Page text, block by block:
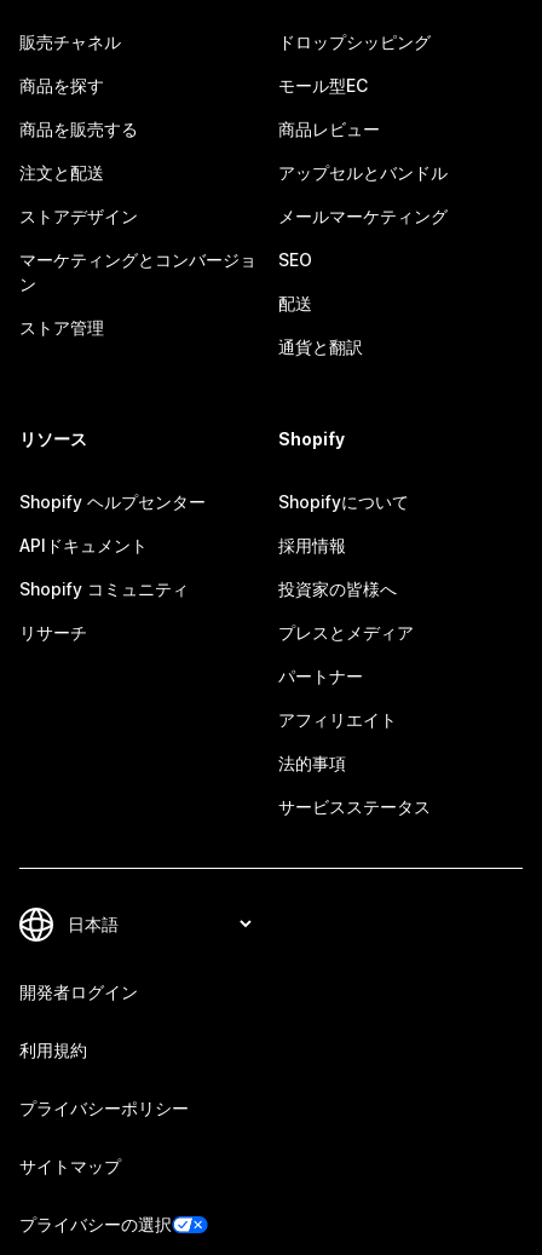
販売チャネル
商品を探す
商品を販売する
注文と配送
ストアデザイン
マーケティングとコンバージョ
ン
ストア管理
ドロップシッピング
モール型EC
商品レビュー
アップセルとバンドル
メールマーケティング
SEO
配送
通貨と翻訳
リソース
Shopify ヘルプセンター
APIドキュメント
Shopify コミュニティ
リサーチ
Shopify
Shopifyについて
採用情報
投資家の皆様へ
プレスとメディア
パートナー
アフィリエイト
法的事項
サービスステータス
開発者ログイン
利用規約
プライバシーポリシー
サイトマップ
プライバシーの選択